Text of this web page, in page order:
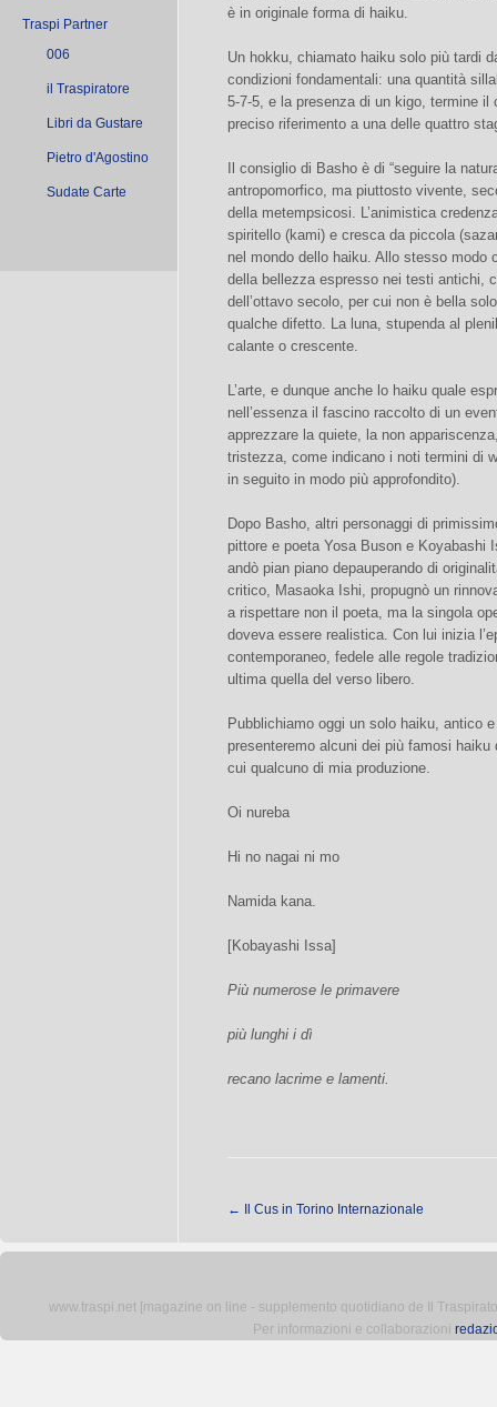
Traspi Partner
006
il Traspiratore
Libri da Gustare
Pietro d'Agostino
Sudate Carte
è in originale forma di haiku.
Un hokku, chiamato haiku solo più tardi
condizioni fondamentali: una quantità
5-7-5, e la presenza di un kigo, termine il
preciso riferimento a una delle quattro
Il consiglio di Basho è di “seguire la
antropomorfico, ma piuttosto vivente,
della metempsicosi. L’animistica
spiritello (kami) e cresca da piccola
nel mondo dello haiku. Allo stesso
della bellezza espresso nei testi antichi,
dell’ottavo secolo, per cui non è bella
qualche difetto. La luna, stupenda al
calante o crescente.
L’arte, e dunque anche lo haiku quale
nell’essenza il fascino raccolto di un
apprezzare la quiete, la non
tristezza, come indicano i noti termini di
in seguito in modo più approfondito).
Dopo Basho, altri personaggi di
pittore e poeta Yosa Buson e
andò pian piano depauperando di
critico, Masaoka Ishi, propugnò un
a rispettare non il poeta, ma la singola
doveva essere realistica. Con lui inizia
contemporaneo, fedele alle regole
ultima quella del verso libero.
Pubblichiamo oggi un solo haiku, antico
presenteremo alcuni dei più famosi
cui qualcuno di mia produzione.
Oi nureba
Hi no nagai ni mo
Namida kana.
[Kobayashi Issa]
Più numerose le primavere
più lunghi i dì
recano lacrime e lamenti.
← Il Cus in Torino Internazionale
www.traspi.net [magazine on line - supplemento quotidiano de Il
Per informazioni e collaborazioni